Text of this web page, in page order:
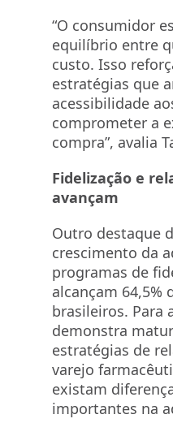
“O consumidor
equilíbrio entre
custo. Isso
estratégias que
acessibilidade
comprometer a
compra”, avalia
Fidelização e
avançam
Outro destaque
crescimento da
programas de
alcançam 64,5%
brasileiros. Para
demonstra
estratégias de
varejo
existam
importantes na